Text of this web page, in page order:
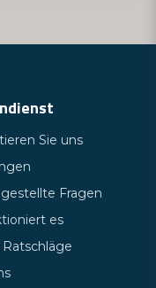
Sie uns
Fragen
es
Ratschläge